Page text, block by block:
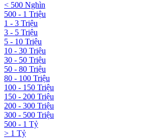
< 500 Nghìn
500 - 1 Triệu
1 - 3 Triệu
3 - 5 Triệu
5 - 10 Triệu
10 - 30 Triệu
30 - 50 Triệu
50 - 80 Triệu
80 - 100 Triệu
100 - 150 Triệu
150 - 200 Triệu
200 - 300 Triệu
300 - 500 Triệu
500 - 1 Tỷ
> 1 Tỷ